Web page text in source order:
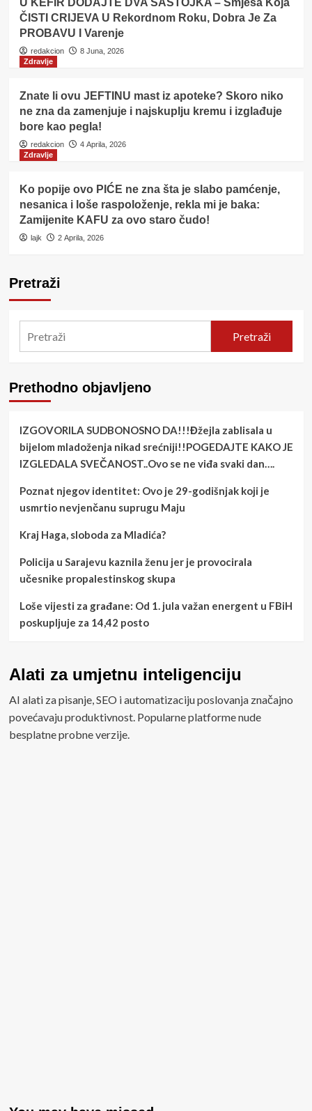
U KEFIR DODAJTE DVA SASTOJKA – Smjesa Koja
ČISTI CRIJEVA U Rekordnom Roku, Dobra Je Za
PROBAVU I Varenje
redakcion
8 Juna, 2026
Zdravlje
Znate li ovu JEFTINU mast iz apoteke? Skoro niko
ne zna da zamenjuje i najskuplju kremu i izglađuje
bore kao pegla!
redakcion
4 Aprila, 2026
Zdravlje
Ko popije ovo PIĆE ne zna šta je slabo pamćenje,
nesanica i loše raspoloženje, rekla mi je baka:
Zamijenite KAFU za ovo staro čudo!
lajk 2 Aprila, 2026
Pretraži
Pretraži
Prethodno objavljeno
IZGOVORILA SUDBONOSNO DA!!!Đžejla zablisala u
bijelom mladoženja nikad srećniji!!POGEDAJTE KAKO JE
IZGLEDALA SVEČANOST..Ovo se ne viđa svaki dan….
Poznat njegov identitet: Ovo je 29-godišnjak koji je
usmrtio nevjenčanu suprugu Maju
Kraj Haga, sloboda za Mladića?
Policija u Sarajevu kaznila ženu jer je provocirala
učesnike propalestinskog skupa
Loše vijesti za građane: Od 1. jula važan energent u FBiH
poskupljuje za 14,42 posto
Alati za umjetnu inteligenciju
AI alati za pisanje, SEO i automatizaciju poslovanja značajno
povećavaju produktivnost. Popularne platforme nude
besplatne probne verzije.